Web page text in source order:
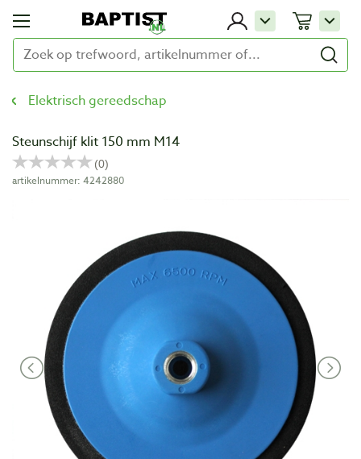
Elektrisch gereedschap
Steunschijf klit 150 mm M14
artikelnummer: 4242880